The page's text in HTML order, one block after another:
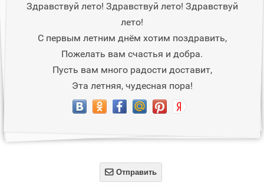
Здравствуй лето! Здравствуй лето! Здравствуй
лето!
С первым летним днём хотим поздравить,
Пожелать вам счастья и добра.
Пусть вам много радости доставит,
Эта летняя, чудесная пора!
 Отправить